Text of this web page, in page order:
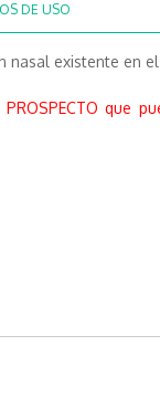
DE USO
existente en
que